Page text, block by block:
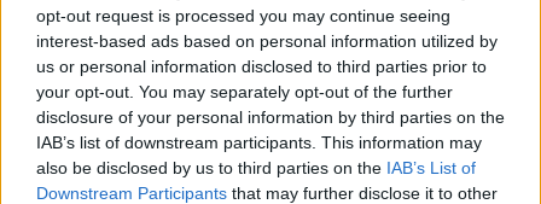
opt-out request is processed you may continue seeing
interest-based ads based on personal information utilized by
us or personal information disclosed to third parties prior to
your opt-out. You may separately opt-out of the further
disclosure of your personal information by third parties on the
IAB’s list of downstream participants. This information may
also be disclosed by us to third parties on the IAB’s List of
Downstream Participants that may further disclose it to other
migliori progetti imprenditoriali pugliesi, grazie alla
partnership conExpriviae al supporto di
Confindustria Bari e BAT,Camera di Commercio
di Barie UniCredit. Per partecipare ci si registra
QUI.